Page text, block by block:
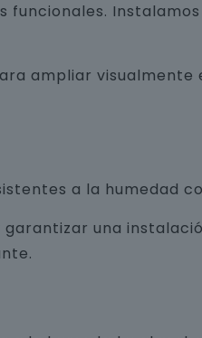
ampliar
a la humedad
una